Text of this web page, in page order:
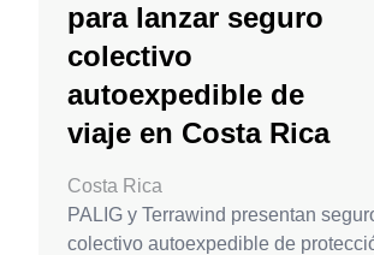
para lanzar seguro
colectivo
autoexpedible de
viaje en Costa Rica
Costa Rica
PALIG y Terrawind presentan
colectivo autoexpedible de